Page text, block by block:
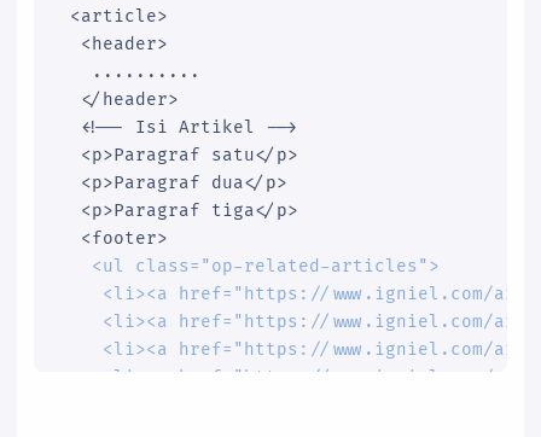
<article>
  <header>
   ..........
  </header>
  <!-- Isi Artikel -->
  <p>Paragraf satu</p>
  <p>Paragraf dua</p>
  <p>Paragraf tiga</p>
  <footer>
<ul class="op-related-articles">
<li><a href="https://www.igniel.com/
<li><a href="https://www.igniel.com/
<li><a href="https://www.igniel.com/
<li><a href="https://www.igniel.com/